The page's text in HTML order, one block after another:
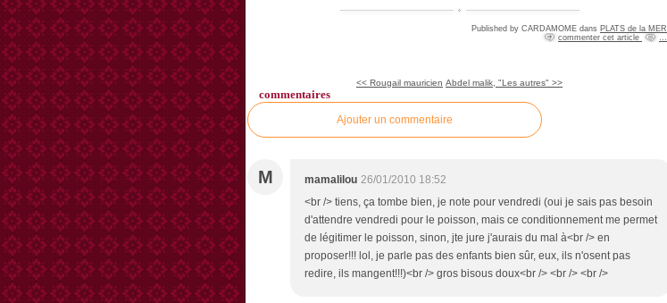
Published by CARDAMOME dans PLATS de la MER
commenter cet article
…
<< Rougail mauricien Abdel malik, "Les autres" >>
commentaires
Ajouter un commentaire
M mamalilou 26/01/2010 18:52
<br /> tiens, ça tombe bien, je note pour vendredi (oui je sais pas besoin
d'attendre vendredi pour le poisson, mais ce conditionnement me permet
de légitimer le poisson, sinon, jte jure j'aurais du mal à<br /> en
proposer!!! lol, je parle pas des enfants bien sûr, eux, ils n'osent pas
redire, ils mangent!!!)<br /> gros bisous doux<br /> <br /> <br />